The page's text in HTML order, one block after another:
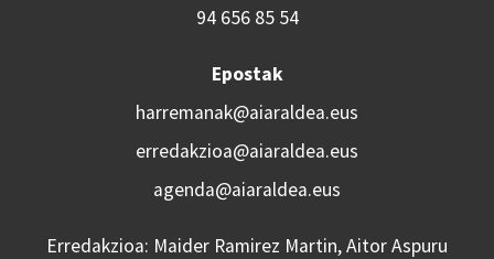
94 656 85 54
Epostak
harremanak@aiaraldea.eus
erredakzioa@aiaraldea.eus
agenda@aiaraldea.eus
Erredakzioa: Maider Ramirez Martin, Aitor Aspuru